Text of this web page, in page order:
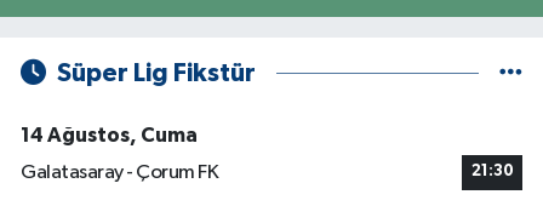
Süper Lig Fikstür
14 Ağustos, Cuma
Galatasaray - Çorum FK
21:30